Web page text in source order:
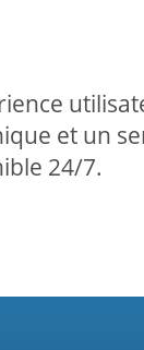
et un
24/7.